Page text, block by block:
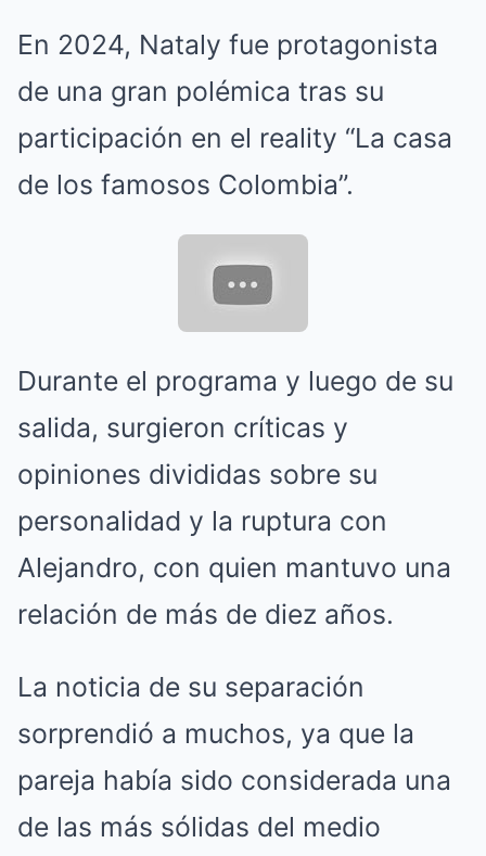
En 2024, Nataly fue protagonista
de una gran polémica tras su
participación en el reality “La casa
de los famosos Colombia”.
Durante el programa y luego de su
salida, surgieron críticas y
opiniones divididas sobre su
personalidad y la ruptura con
Alejandro, con quien mantuvo una
relación de más de diez años.
La noticia de su separación
sorprendió a muchos, ya que la
pareja había sido considerada una
de las más sólidas del medio